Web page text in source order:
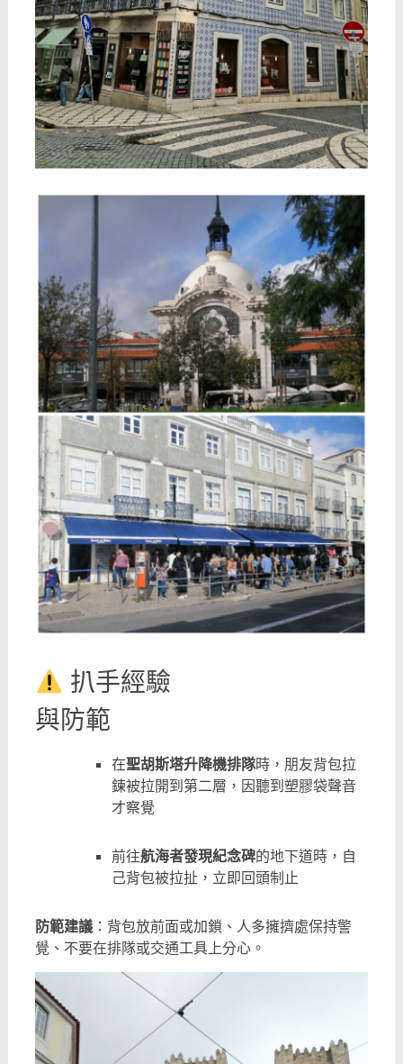
扒手經驗
與防範
在聖胡斯塔升降機排隊時，朋友背包拉
鍊被拉開到第二層，因聽到塑膠袋聲音
才察覺
前往航海者發現紀念碑的地下道時，自
己背包被拉扯，立即回頭制止
防範建議：背包放前面或加鎖、人多擁擠處保持警
覺、不要在排隊或交通工具上分心。